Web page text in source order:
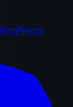
BlogPrecos